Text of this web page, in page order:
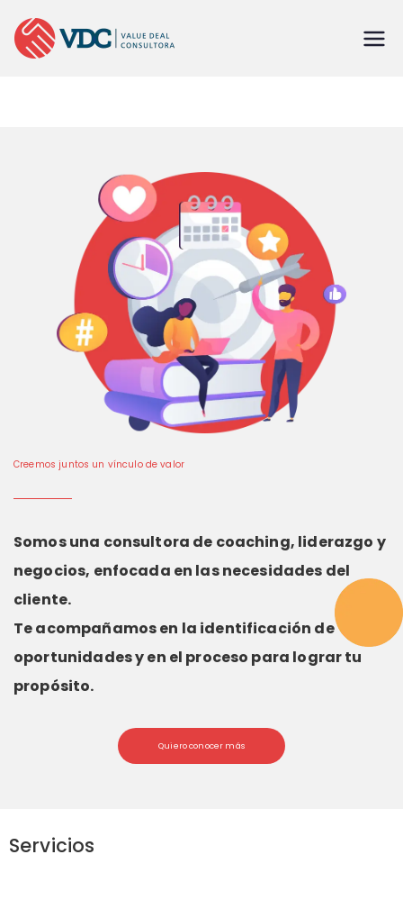
Creemos juntos un vínculo de valor
Somos una consultora de coaching, liderazgo y
negocios, enfocada en las necesidades del
cliente.
Te acompañamos en la identificación de
oportunidades y en el proceso para lograr tu
propósito.
Quiero conocer más
Servicios